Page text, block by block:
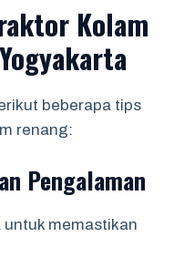
Kolam
beberapa tips
renang:
Pengalaman
untuk memastikan